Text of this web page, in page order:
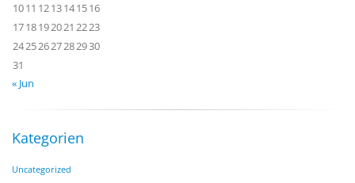
1011 1213141516
1718192021 2223
24252627282930
31
« Jun
Kategorien
Uncategorized